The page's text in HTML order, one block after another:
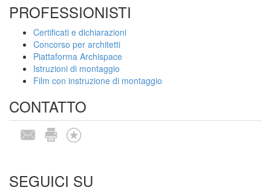
PROFESSIONISTI
Certificati e dichiarazioni
Concorso per architetti
Piattaforma Archispace
Istruzioni di montaggio
Film con instruzione di montaggio
CONTATTO
SEGUICI SU